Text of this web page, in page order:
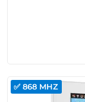
✅ 868 MHZ